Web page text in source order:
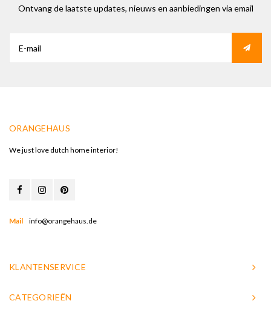
Ontvang de laatste updates, nieuws en aanbiedingen via email
ORANGEHAUS
We just love dutch home interior!
Mail info@orangehaus.de
KLANTENSERVICE
CATEGORIEËN